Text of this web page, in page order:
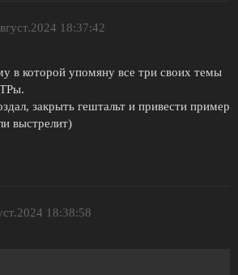
18:37:42
в которой упомяну все три своих темы
закрыть гештальт и привести пример
выстрелит)
18:38:58